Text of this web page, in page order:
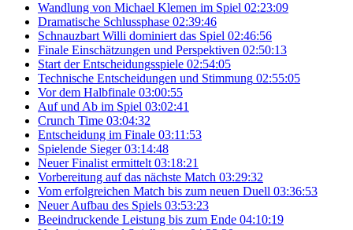
Wandlung von Michael Klemen im Spiel 02:23:09
Dramatische Schlussphase 02:39:46
Schnauzbart Willi dominiert das Spiel 02:46:56
Finale Einschätzungen und Perspektiven 02:50:13
Start der Entscheidungsspiele 02:54:05
Technische Entscheidungen und Stimmung 02:55:05
Vor dem Halbfinale 03:00:55
Auf und Ab im Spiel 03:02:41
Crunch Time 03:04:32
Entscheidung im Finale 03:11:53
Spielende Sieger 03:14:48
Neuer Finalist ermittelt 03:18:21
Vorbereitung auf das nächste Match 03:29:32
Vom erfolgreichen Match bis zum neuen Duell 03:36:53
Neuer Aufbau des Spiels 03:53:23
Beeindruckende Leistung bis zum Ende 04:10:19